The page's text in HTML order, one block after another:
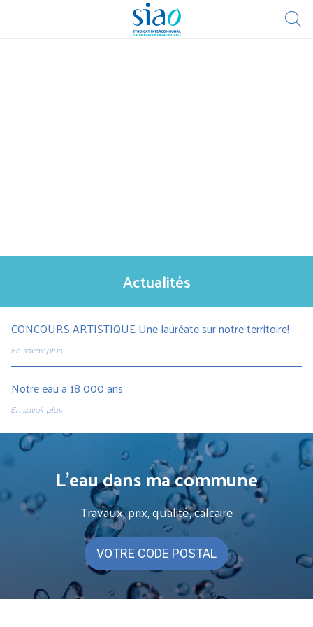
Actualités
CONCOURS ARTISTIQUE Une lauréate sur notre territoire!
En savoir plus
Notre eau a 18 000 ans
En savoir plus
L'eau dans ma commune
Travaux, prix, qualité, calcaire
VOTRE CODE POSTAL